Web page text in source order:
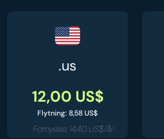
.us
12,00 US$
Flytning: 8,58 US$
Fornyelse: 14,40 US$/år